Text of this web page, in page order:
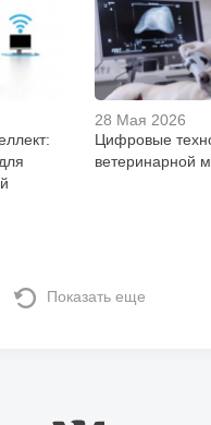
28 Мая 2026
Цифровые
ветеринарной
Показать еще